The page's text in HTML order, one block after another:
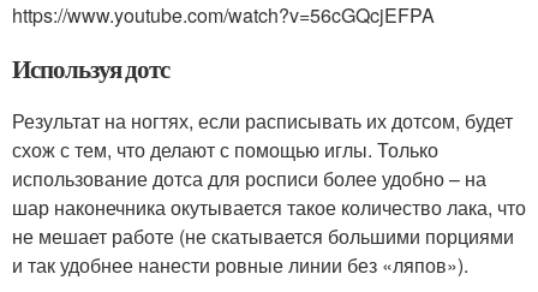
https://www.youtube.com/watch?v=56cGQcjEFPA
Используя дотс
Результат на ногтях, если расписывать их дотсом, будет
схож с тем, что делают с помощью иглы. Только
использование дотса для росписи более удобно – на
шар наконечника окутывается такое количество лака, что
не мешает работе (не скатывается большими порциями
и так удобнее нанести ровные линии без «ляпов»).